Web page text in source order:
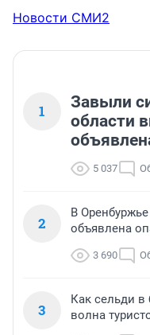
Новости СМИ2
1
Завыли
области
5 037
2
В Оренбуржье
объявлена
3 690
3
Как сельди в
волна